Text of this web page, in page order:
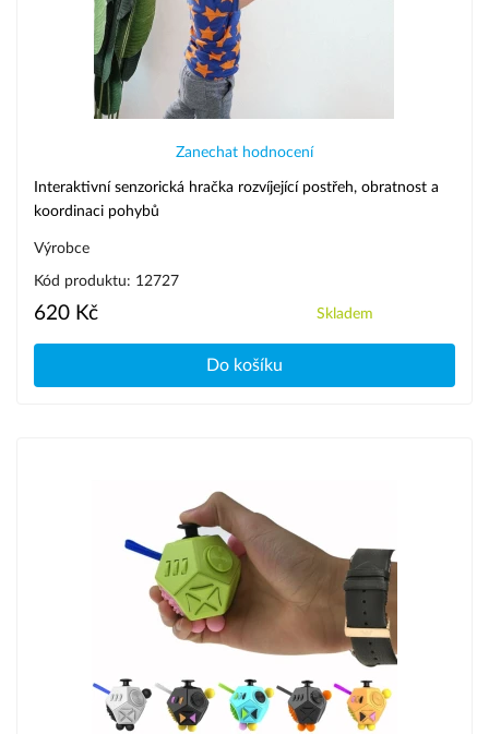
Zanechat hodnocení
Interaktivní senzorická hračka rozvíjející postřeh, obratnost a
koordinaci pohybů
Výrobce
Kód produktu: 12727
620 Kč Skladem
Do košíku